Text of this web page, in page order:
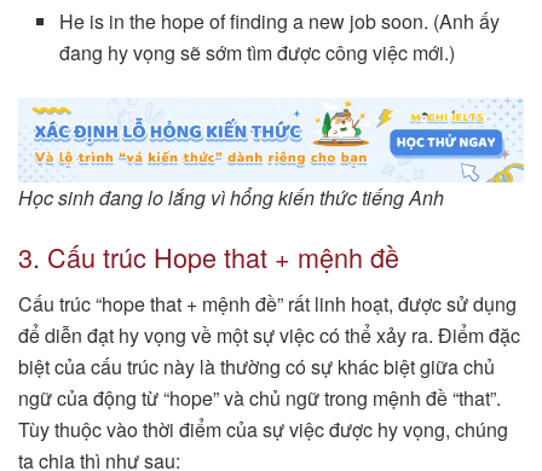
He is in the hope of finding a new job soon. (Anh ấy
đang hy vọng sẽ sớm tìm được công việc mới.)
Học sinh đang lo lắng vì hổng kiến thức tiếng Anh
3. Cấu trúc Hope that + mệnh đề
Cấu trúc “hope that + mệnh đề” rất linh hoạt, được sử dụng
để diễn đạt hy vọng về một sự việc có thể xảy ra. Điểm đặc
biệt của cấu trúc này là thường có sự khác biệt giữa chủ
ngữ của động từ “hope” và chủ ngữ trong mệnh đề “that”.
Tùy thuộc vào thời điểm của sự việc được hy vọng, chúng
ta chia thì như sau: